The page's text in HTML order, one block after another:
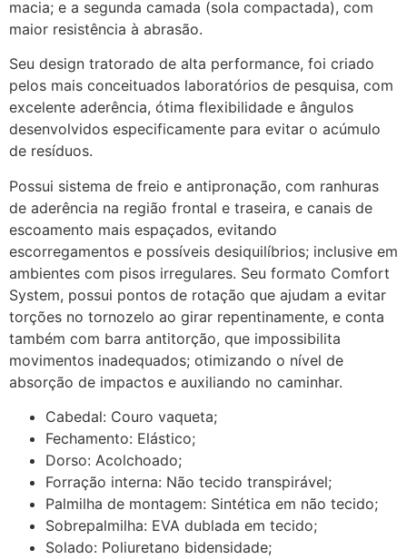
macia; e a segunda camada (sola compactada), com
maior resistência à abrasão.
Seu design tratorado de alta performance, foi criado
pelos mais conceituados laboratórios de pesquisa, com
excelente aderência, ótima flexibilidade e ângulos
desenvolvidos especificamente para evitar o acúmulo
de resíduos.
Possui sistema de freio e antipronação, com ranhuras
de aderência na região frontal e traseira, e canais de
escoamento mais espaçados, evitando
escorregamentos e possíveis desiquilíbrios; inclusive em
ambientes com pisos irregulares. Seu formato Comfort
System, possui pontos de rotação que ajudam a evitar
torções no tornozelo ao girar repentinamente, e conta
também com barra antitorção, que impossibilita
movimentos inadequados; otimizando o nível de
absorção de impactos e auxiliando no caminhar.
Cabedal: Couro vaqueta;
Fechamento: Elástico;
Dorso: Acolchoado;
Forração interna: Não tecido transpirável;
Palmilha de montagem: Sintética em não tecido;
Sobrepalmilha: EVA dublada em tecido;
Solado: Poliuretano bidensidade;